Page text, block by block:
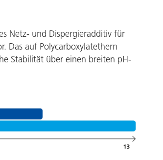
Personal Care
Pulverlacke
Netz- und Dispergieradditiv für
Das auf Polycarboxylatethern
Stabilität über einen breiten pH-